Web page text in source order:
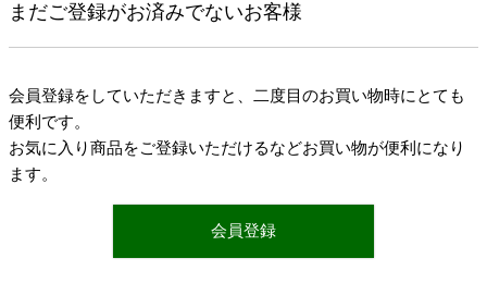
まだご登録がお済みでないお客様
会員登録をしていただきますと、二度目のお買い物時にとても
便利です。
お気に入り商品をご登録いただけるなどお買い物が便利になり
ます。
会員登録